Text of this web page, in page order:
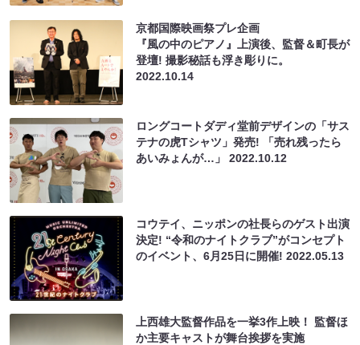
京都国際映画祭プレ企画
『風の中のピアノ』上演後、監督＆町長が
登壇! 撮影秘話も浮き彫りに。
2022.10.14
ロングコートダディ堂前デザインの「サス
テナの虎Tシャツ」発売! 「売れ残ったら
あいみょんが…」2022.10.12
コウテイ、ニッポンの社長らのゲスト出演
決定! “令和のナイトクラブ”がコンセプト
のイベント、6月25日に開催!2022.05.13
上西雄大監督作品を一挙3作上映！ 監督ほ
か主要キャストが舞台挨拶を実施